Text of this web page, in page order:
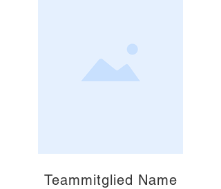
Teammitglied Name